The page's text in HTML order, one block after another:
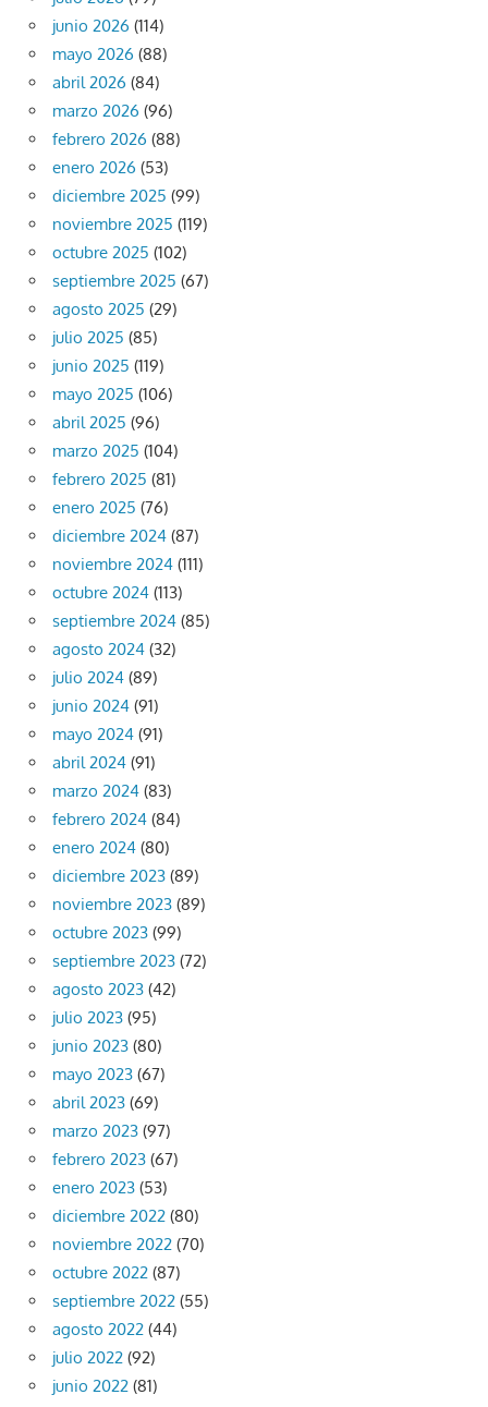
junio 2026 (114)
mayo 2026 (88)
abril 2026 (84)
marzo 2026 (96)
febrero 2026 (88)
enero 2026 (53)
diciembre 2025 (99)
noviembre 2025 (119)
octubre 2025 (102)
septiembre 2025 (67)
agosto 2025 (29)
julio 2025 (85)
junio 2025 (119)
mayo 2025 (106)
abril 2025 (96)
marzo 2025 (104)
febrero 2025 (81)
enero 2025 (76)
diciembre 2024 (87)
noviembre 2024 (111)
octubre 2024 (113)
septiembre 2024 (85)
agosto 2024 (32)
julio 2024 (89)
junio 2024 (91)
mayo 2024 (91)
abril 2024 (91)
marzo 2024 (83)
febrero 2024 (84)
enero 2024 (80)
diciembre 2023 (89)
noviembre 2023 (89)
octubre 2023 (99)
septiembre 2023 (72)
agosto 2023 (42)
julio 2023 (95)
junio 2023 (80)
mayo 2023 (67)
abril 2023 (69)
marzo 2023 (97)
febrero 2023 (67)
enero 2023 (53)
diciembre 2022 (80)
noviembre 2022 (70)
octubre 2022 (87)
septiembre 2022 (55)
agosto 2022 (44)
julio 2022 (92)
junio 2022 (81)